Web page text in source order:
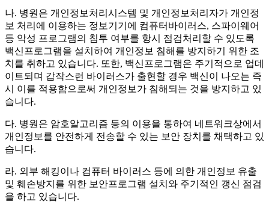
나. 병원은 개인정보처리시스템 및 개인정보처리자가 개인정
보 처리에 이용하는 정보기기에 컴퓨터바이러스, 스파이웨어
등 악성 프로그램의 침투 여부를 항시 점검처리할 수 있도록
백신프로그램을 설치하여 개인정보 침해를 방지하기 위한 조
치를 취하고 있습니다. 또한, 백신프로그램은 주기적으로 업데
이트되며 갑작스런 바이러스가 출현할 경우 백신이 나오는 즉
시 이를 적용함으로써 개인정보가 침해되는 것을 방지하고 있
습니다.
다. 병원은 암호알고리즘 등의 이용을 통하여 네트워크상에서
개인정보를 안전하게 전송할 수 있는 보안 장치를 채택하고 있
습니다.
라. 외부 해킹이나 컴퓨터 바이러스 등에 의한 개인정보 유출
및 훼손방지를 위한 보안프로그램 설치와 주기적인 갱신 점검
을 하고 있습니다.